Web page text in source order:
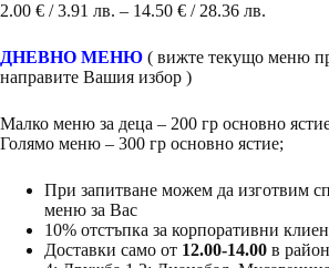
2.00 € / 3.91 лв. – 14.50 € / 28.36 лв.
/
14.50 €
/
ДНЕВНО МЕНЮ ( вижте текущо меню
направите Вашия избор )
Малко меню за деца – 200 гр основно
Голямо меню – 300 гр основно ястие;
При запитване можем да изготвим
меню за Вас
10% отстъпка за корпоративни
Доставки само от 12.00-14.00 в